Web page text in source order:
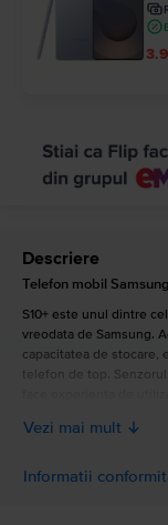
Descriere
Telefon mobil
S10+ este unul dintre
vreodata de Samsung.
capacitatea de stocare,
telefon de top.
DeX. Galaxy S10 mai
Vezi mai mult
Informatii